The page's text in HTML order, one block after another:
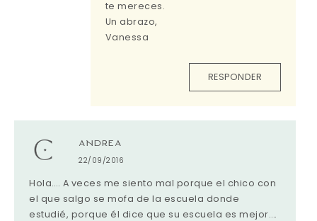
te mereces.
Un abrazo,
Vanessa
RESPONDER
ANDREA
22/09/2016
Hola…. A veces me siento mal porque el chico con
el que salgo se mofa de la escuela donde
estudié, porque él dice que su escuela es mejor….